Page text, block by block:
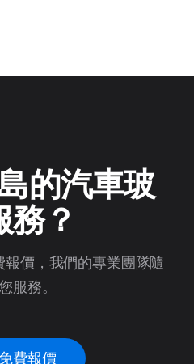
的汽車玻
務？
價，我們的專業團隊隨
服務。
費報價